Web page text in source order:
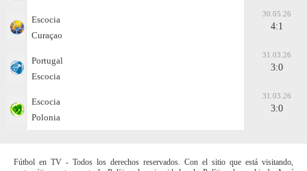
Escocia
Curaçao
30.05.26
4:1
Portugal
Escocia
31.03.26
3:0
Escocia
Polonia
31.03.26
3:0
Fútbol en TV - Todos los derechos reservados. Con el sitio que está visitando,